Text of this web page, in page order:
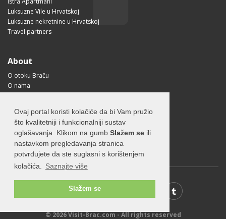
Ovaj portal koristi kolačiće da bi Vam pružio
što kvalitetniji i funkcionalniji sustav
oglašavanja. Klikom na gumb Slažem se ili
nastavkom pregledavanja stranica
potvrđujete da ste suglasni s korištenjem
kolačića.
Saznajte više
Slažem se
Luksuzne Vile u Hrvatskoj
Luksuzne nekretnine u Hrvatskoj
Travel partners
About
O otoku Braču
O nama
Korisne informacije
Kako doći na Brač?
Visit Croatia
© 2026 Visit-Brac.com - All rights reserved